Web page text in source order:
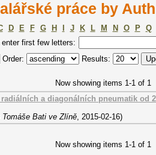
práce by
D E F G H J K L M N O P
Q
enter first few letters:
Order: Results:
Now showing items 1-1 of 1
a diagonálních pneumatik od
Tomáše Bati ve Zlíně, 2015-02-16)
Now showing items 1-1 of 1